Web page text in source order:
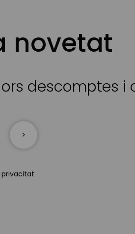
novetat
descomptes i